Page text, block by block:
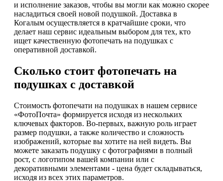
и исполнение заказов, чтобы вы могли как можно скорее
насладиться своей новой подушкой. Доставка в
Когалым осуществляется в кратчайшие сроки, что
делает наш сервис идеальным выбором для тех, кто
ищет качественную фотопечать на подушках с
оперативной доставкой.
Сколько стоит фотопечать на
подушках с доставкой
Стоимость фотопечати на подушках в нашем сервисе
«ФотоПочта» формируется исходя из нескольких
ключевых факторов. Во-первых, важную роль играет
размер подушки, а также количество и сложность
изображений, которые вы хотите на ней видеть. Вы
можете заказать подушку с фотографиями в полный
рост, с логотипом вашей компании или с
декоративными элементами - цена будет складываться,
исходя из всех этих параметров.